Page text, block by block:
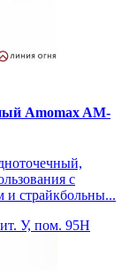
Amomax AM-
с
и страйкбольны...
У, пом. 95Н